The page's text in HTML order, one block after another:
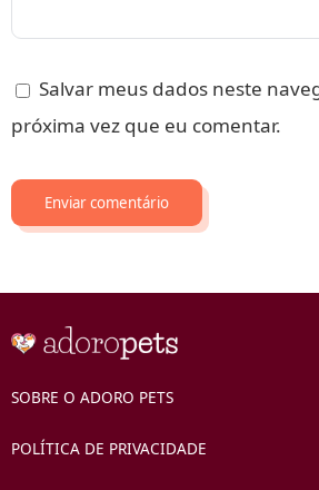
Salvar meus dados neste
próxima vez que eu comentar.
SOBRE O ADORO PETS
POLÍTICA DE PRIVACIDADE